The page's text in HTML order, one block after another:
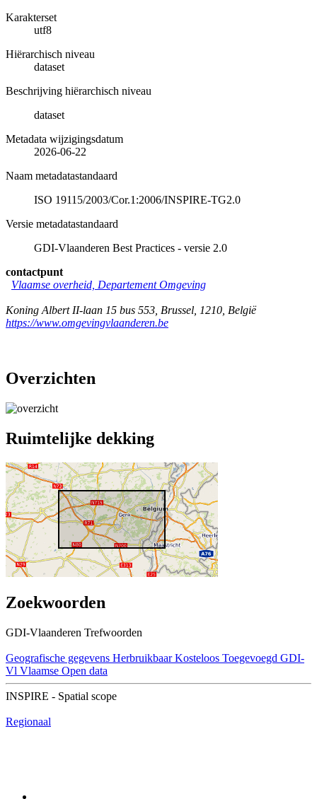
Karakterset
utf8
Hiërarchisch niveau
dataset
Beschrijving hiërarchisch niveau
dataset
Metadata wijzigingsdatum
2026-06-22
Naam metadatastandaard
ISO 19115/2003/Cor.1:2006/INSPIRE-TG2.0
Versie metadatastandaard
GDI-Vlaanderen Best Practices - versie 2.0
contactpunt
Vlaamse overheid, Departement Omgeving
Koning Albert II-laan 15 bus 553 Brussel 1210 België
https://www.omgevingvlaanderen.be
Overzichten
Ruimtelijke dekking
Zoekwoorden
GDI-Vlaanderen Trefwoorden
Geografische gegevens Herbruikbaar Kosteloos Toegevoegd GDI-
Vl Vlaamse Open data
INSPIRE - Spatial scope
Regionaal